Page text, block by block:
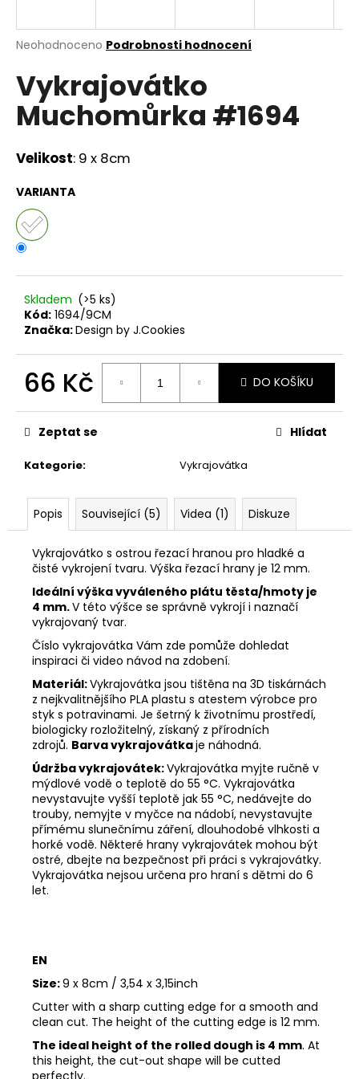
Průměrné
produktu
je
0,0
hvězdiček.
Neohodnoceno Podrobnosti hodnocení
Vykrajovátko
Muchomůrka #1694
Velikost: 9 x 8cm
VARIANTA
Skladem (>5 ks)
Kód: 1694/9CM
Značka:Design by J.Cookies
66 Kč
cena:
DO KOŠÍKU
Kategorie: Vykrajovátka
Zeptat se Hlídat
Popis Související (5) Videa (1) Diskuze
Vykrajovátko s ostrou řezací hranou pro hladké a
čisté vykrojení tvaru. Výška řezací hrany je 12 mm.
Ideální výška vyváleného plátu těsta/hmoty je
4 mm.V této výšce se správně vykrojí i naznačí
vykrajovaný tvar.
Číslo vykrajovátka Vám zde pomůže dohledat
inspiraci či video návod na zdobení.
Materiál:Vykrajovátka jsou tištěna na 3D tiskárnách
z nejkvalitnějšího PLA plastu s atestem výrobce pro
styk s potravinami. Je šetrný k životnímu prostředí,
biologicky rozložitelný, získaný z přírodních
zdrojů. Barva vykrajovátkaje náhodná.
Údržba vykrajovátek:Vykrajovátka myjte ručně v
mýdlové vodě o teplotě do 55 °C. Vykrajovátka
nevystavujte vyšší teplotě jak 55 °C, nedávejte do
trouby, nemyjte v myčce na nádobí, nevystavujte
přímému slunečnímu záření, dlouhodobé vlhkosti a
horké vodě. Některé hrany vykrajovátek mohou být
ostré, dbejte na bezpečnost při práci s vykrajovátky.
Vykrajovátka nejsou určena pro hraní s dětmi do 6
let.
EN
Size:9 x 8cm / 3,54 x 3,15inch
Cutter with a sharp cutting edge for a smooth and
clean cut. The height of the cutting edge is 12 mm.
The ideal height of the rolled dough is 4 mm. At
this height, the cut-out shape will be cutted
perfectly.
j
t
?
D
o
p
o
č
u
e
m
VYKRAJOVÁTKA
VELIKONOČNÍ
ZVÍŘÁTKA
Kč